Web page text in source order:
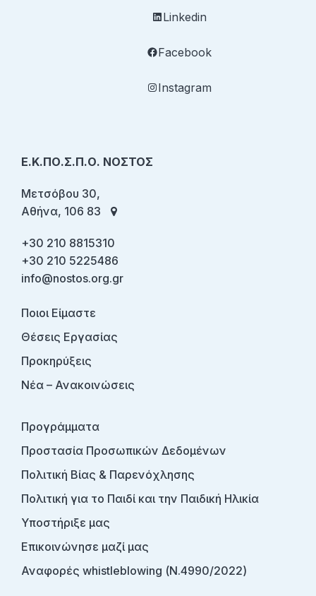
Linkedin
Facebook
Instagram
Ε.Κ.ΠΟ.Σ.Π.Ο. ΝΟΣΤΟΣ
Μετσόβου 30,
Αθήνα, 106 83
+30 210 8815310
+30 210 5225486
info@nostos.org.gr
Ποιοι Είμαστε
Θέσεις Εργασίας
Προκηρύξεις
Νέα – Ανακοινώσεις
Προγράμματα
Προστασία Προσωπικών Δεδομένων
Πολιτική Βίας & Παρενόχλησης
Πολιτική για το Παιδί και την Παιδική Ηλικία
Υποστήριξε μας
Επικοινώνησε μαζί μας
Αναφορές whistleblowing (Ν.4990/2022)